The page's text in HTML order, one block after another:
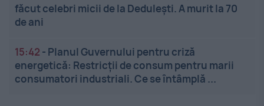
făcut celebri micii de la Dedulești. A murit la 70
de ani
15:42 - Planul Guvernului pentru criză
energetică: Restricții de consum pentru marii
consumatori industriali. Ce se întâmplă ...